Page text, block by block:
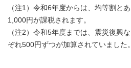
（注1）令和6年度からは、均等割と
1,000円が課税されます。
（注2）令和5年度までは、震災復興
ぞれ500円ずつが加算されていました。